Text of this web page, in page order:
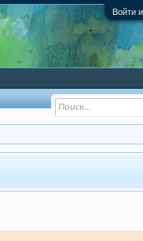
Войти